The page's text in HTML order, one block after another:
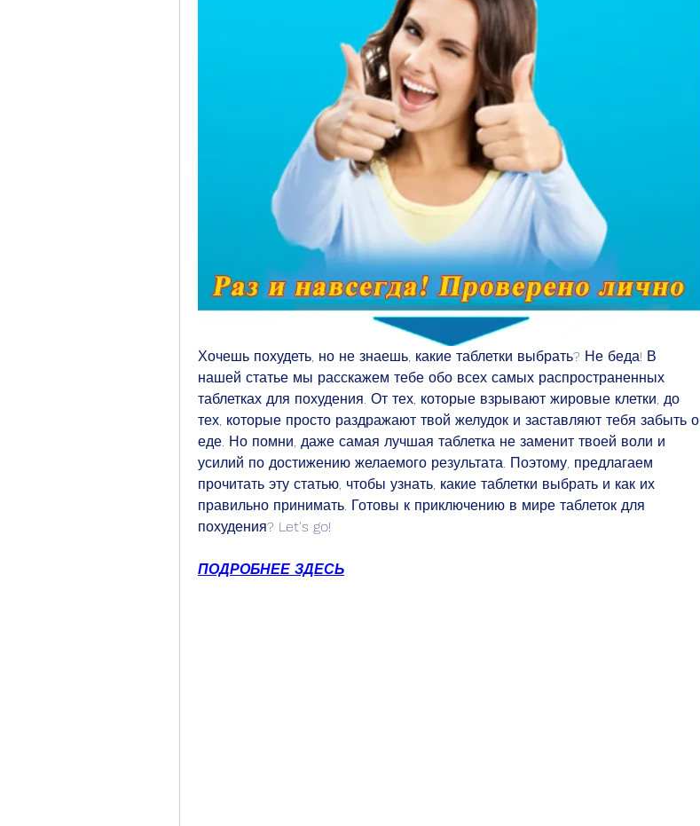
Хочешь похудеть, но не знаешь, какие таблетки выбрать? Не беда! В
нашей статье мы расскажем тебе обо всех самых распространенных
таблетках для похудения. От тех, которые взрывают жировые клетки, до
тех, которые просто раздражают твой желудок и заставляют тебя забыть о
еде. Но помни, даже самая лучшая таблетка не заменит твоей воли и
усилий по достижению желаемого результата. Поэтому, предлагаем
прочитать эту статью, чтобы узнать, какие таблетки выбрать и как их
правильно принимать. Готовы к приключению в мире таблеток для
похудения? Let's go!
ПОДРОБНЕЕ ЗДЕСЬ